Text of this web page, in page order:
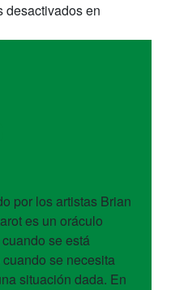
desactivadosen
por los artistas Brian
es un oráculo
se está
se necesita
situación dada. En